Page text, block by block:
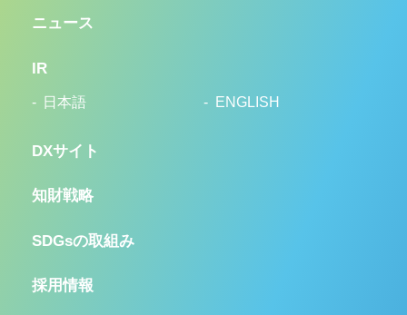
ニュース
IR
日本語 ENGLISH
DXサイト
知財戦略
SDGsの取組み
採用情報